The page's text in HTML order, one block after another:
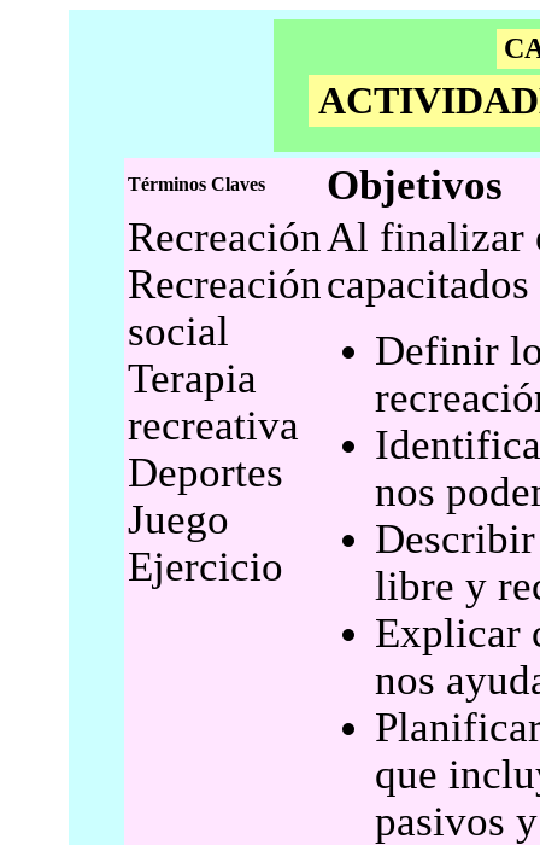
Términos Claves
Objetivos
Recreación
Recreación
social
Terapia
recreativa
Deportes
Juego
Ejercicio
Al finalizar
Definir
nos
libre y
Explicar
nos
que
pasivos